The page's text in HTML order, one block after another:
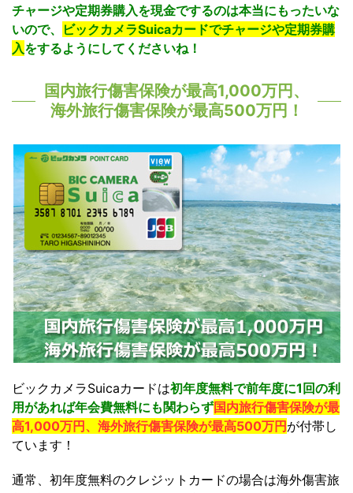
チャージや定期券購入を現金でするのは本当にもったいな
いので、
ビックカメラSuicaカードでチャージや定期券購
入をするようにしてくださいね！
国内旅行傷害保険が最高1,000万円、
海外旅行傷害保険が最高500万円！
ビックカメラSuicaカードは初年度無料で前年度に1回の利
用があれば年会費無料にも関わらず国内旅行傷害保険が最
高1,000万円、海外旅行傷害保険が最高500万円が付帯し
ています！
通常、初年度無料のクレジットカードの場合は海外傷害旅